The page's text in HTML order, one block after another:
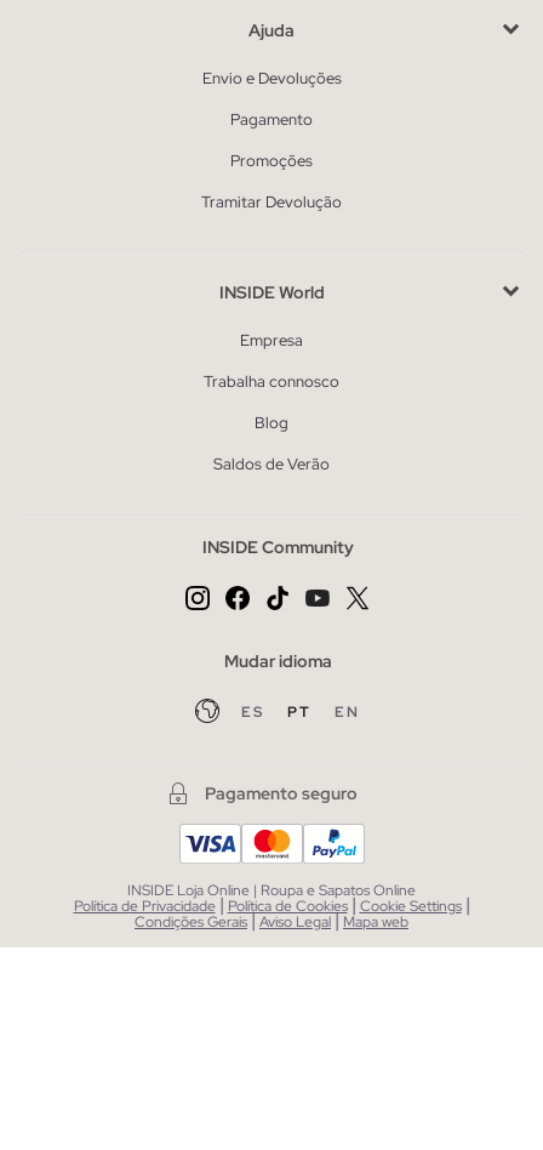
Ajuda
Envio e Devoluções
Pagamento
Promoções
Tramitar Devolução
INSIDE World
Empresa
Trabalha connosco
Blog
Saldos de Verão
INSIDE Community
Mudar idioma
ES PT EN
Pagamento seguro
INSIDE Loja Online | Roupa e Sapatos Online
Política de Privacidade | Política de Cookies | Cookie Settings |
Condições Gerais|Aviso Legal| Mapa web